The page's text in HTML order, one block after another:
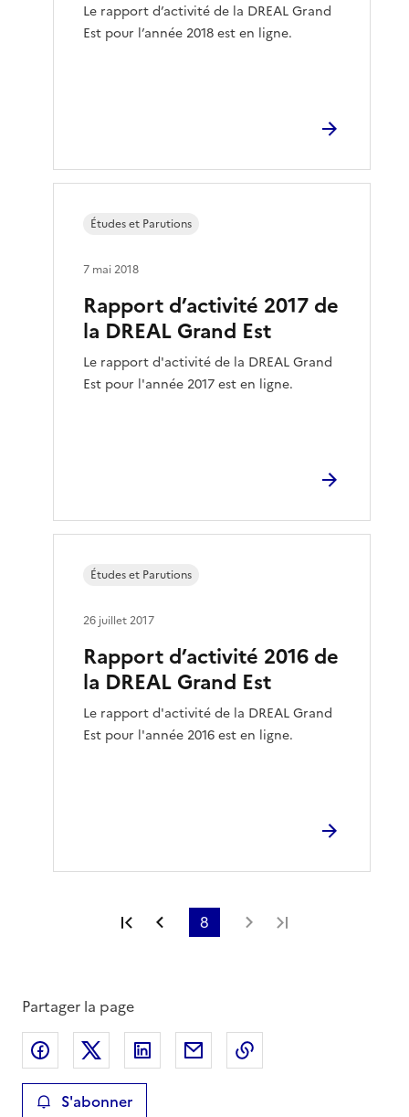
Le rapport d’activité de la DREAL Grand
Est pour l’année 2018 est en ligne.
Rapport d’activité 2017 de
la DREAL Grand Est
Le rapport d'activité de la DREAL Grand
Est pour l'année 2017 est en ligne.
Études et Parutions
7 mai 2018
Rapport d’activité 2016 de
la DREAL Grand Est
Le rapport d'activité de la DREAL Grand
Est pour l'année 2016 est en ligne.
Études et Parutions
26 juillet 2017
Première page
Page précédente
8 Page suivante
Partager la page
Partager sur Facebook
Partager sur XPartager sur LinkedIn
Partager par email
S'abonner